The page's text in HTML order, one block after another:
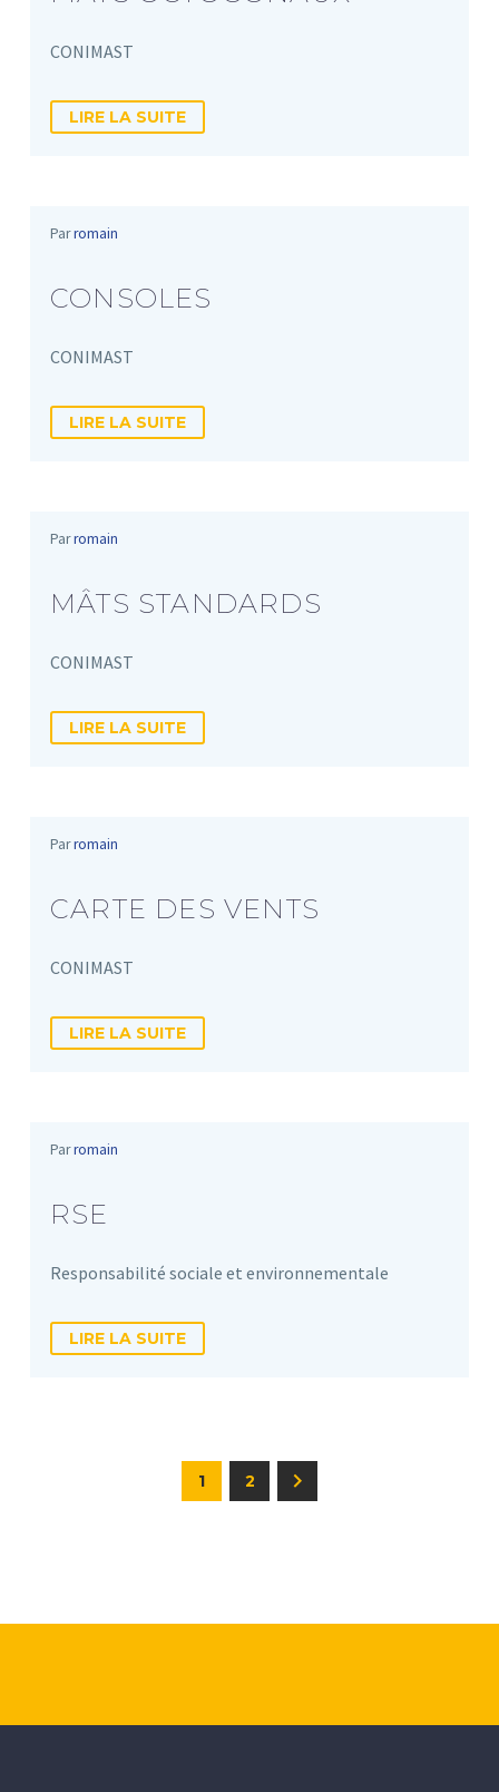
CONIMAST
LIRE LA SUITE
Parromain
CONSOLES
CONIMAST
LIRE LA SUITE
Parromain
MÂTS STANDARDS
CONIMAST
LIRE LA SUITE
Parromain
CARTE DES VENTS
CONIMAST
LIRE LA SUITE
Parromain
RSE
Responsabilité sociale et environnementale
LIRE LA SUITE
1 2